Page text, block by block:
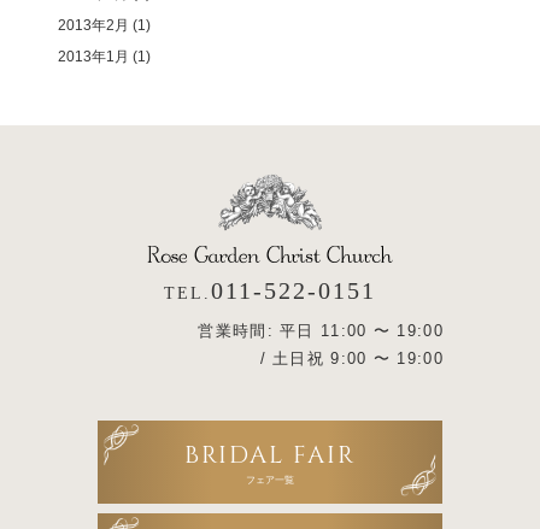
2013年2月 (1)
2013年1月 (1)
TEL. 011-522-0151
営業時間: 平日 11:00 〜 19:00
/ 土日祝 9:00 〜 19:00
BRIDAL FAIR
フェア一覧